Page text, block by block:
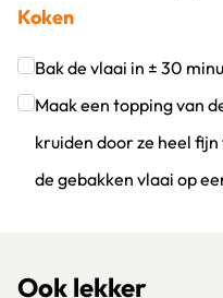
Klik om dit selectievakje
Koken
Bak de vlaai in ± 30
Klik om dit
Maak een topping van
kruiden door ze heel
de gebakken vlaai op
Ook lekker